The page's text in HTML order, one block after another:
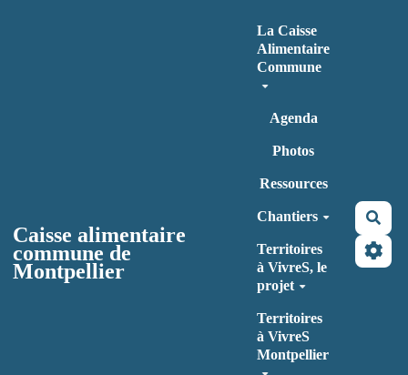
Caisse alimentaire
commune de
Montpellier
La Caisse
Alimentaire
Commune
Agenda
Photos
Ressources
Chantiers
Territoires
à VivreS, le
projet
Territoires
à VivreS
Montpellier